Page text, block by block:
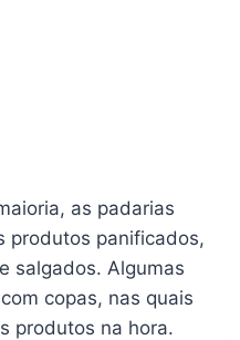
as padarias
produtos panificados,
salgados. Algumas
copas, nas quais
produtos na hora.